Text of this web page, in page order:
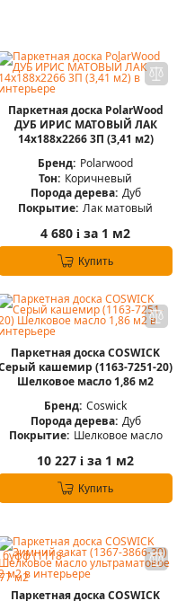
Паркетная доска PolarWood
ДУБ ИРИС МАТОВЫЙ ЛАК
14x188x2266 3П (3,41 м2)
Бренд: Polarwood
Тон: Коричневый
Порода дерева: Дуб
Покрытие: Лак матовый
4 680 i за 1 м2
Купить
Паркетная доска COSWICK
кашемир (1163-7251-20)
Шелковое масло 1,86 м2
Бренд: Coswick
Порода дерева: Дуб
Покрытие: Шелковое масло
10 227 i за 1 м2
Купить
Паркетная доска COSWICK